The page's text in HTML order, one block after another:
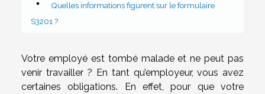
Quelles informations figurent sur le formulaire
S3201 ?
Votre employé est tombé malade et ne peut pas
venir travailler ? En tant qu’employeur, vous avez
certaines obligations. En effet, pour que votre